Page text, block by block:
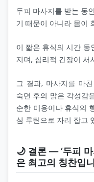
두피 마사지를 받는 동
기 때문이 아니라 몸이
이 짧은 휴식의 시간 동
지며, 심리적 긴장이 서
그 결과, 마사지를 마
숙면 후의 맑은 각성감
순한 미용이나 휴식의
심 루틴으로 자리 잡고
🌙 결론 — ‘두피
은 최고의 칭찬입